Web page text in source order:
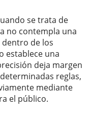
se trata de
no contempla una
de los
establece una
deja margen
reglas,
mediante
el público.